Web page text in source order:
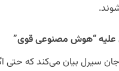
علیه “هوش مصنوعی قوی”
جان سیرل بیان می‌کند که حتی